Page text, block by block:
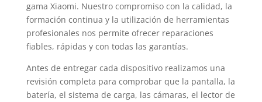
gama Xiaomi. Nuestro compromiso con la calidad, la
formación continua y la utilización de herramientas
profesionales nos permite ofrecer reparaciones
fiables, rápidas y con todas las garantías.
Antes de entregar cada dispositivo realizamos una
revisión completa para comprobar que la pantalla, la
batería, el sistema de carga, las cámaras, el lector de